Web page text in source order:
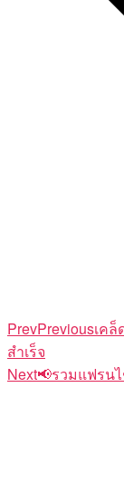
PrevPreviousเค
สำเร็จ
Next📢รวมแฟรน